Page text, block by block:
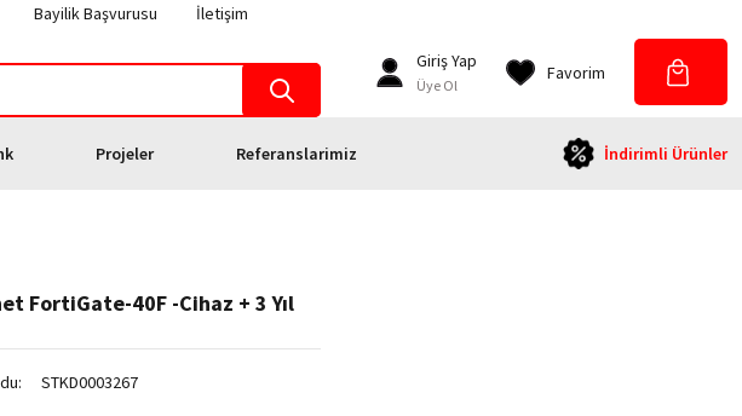
Bayilik Başvurusu
İletişim
Giriş Yap
Üye Ol
Favorim
Projeler Referanslarimiz İndirimli Ürünler
FortiGate-40F -Cihaz + 3 Yıl
STKD0003267